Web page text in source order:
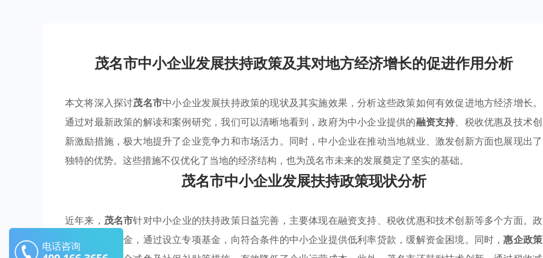
茂名市中小企业发展扶持政策及其对地方经济增长的促进作用分析
本文将深入探讨茂名市中小企业发展扶持政策的现状及其实施效果，分析这些政策如何有效促进地方经济增长。
通过对最新政策的解读和案例研究，我们可以清晰地看到，政府为中小企业提供的融资支持、税收优惠及技术创
新激励措施，极大地提升了企业竞争力和市场活力。同时，中小企业在推动当地就业、激发创新方面也展现出了
独特的优势。这些措施不仅优化了当地的经济结构，也为茂名市未来的发展奠定了坚实的基础。
茂名市中小企业发展扶持政策现状分析
近年来， 茂名市针对中小企业的扶持政策日益完善，主要体现在融资支持、税收优惠和技术创新等多个方面。政
府投入大量资金，通过设立专项基金，向符合条件的中小企业提供低利率贷款，缓解资金困境。同时，惠企政策
电话咨询